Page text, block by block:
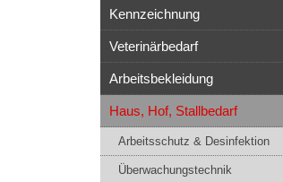
Kennzeichnung
Veterinärbedarf
Arbeitsbekleidung
Haus, Hof, Stallbedarf
Arbeitsschutz & Desinfektion
Überwachungstechnik